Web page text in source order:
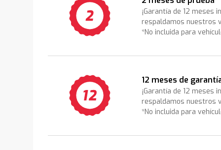
¡Garantía de 12 meses
respaldamos nuestros
*No incluida para
12 meses de
¡Garantía de 12 meses
respaldamos nuestros
*No incluida para